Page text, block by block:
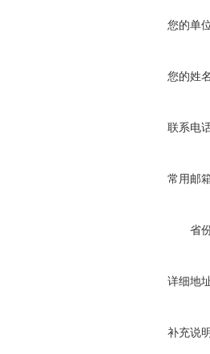
您的单
您的姓
联系电
常用邮
省
详细地
补充说